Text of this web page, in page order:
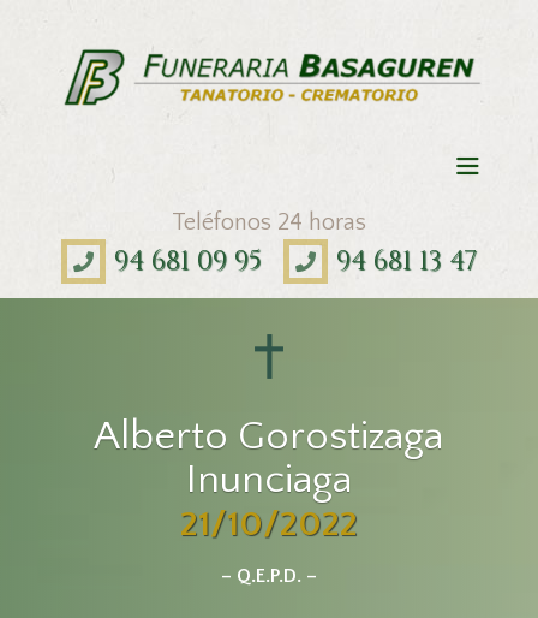
Teléfonos 24 horas
94 681 09 95 94 681 13 47
Alberto Gorostizaga
Inunciaga
21/10/2022
– Q.E.P.D. –